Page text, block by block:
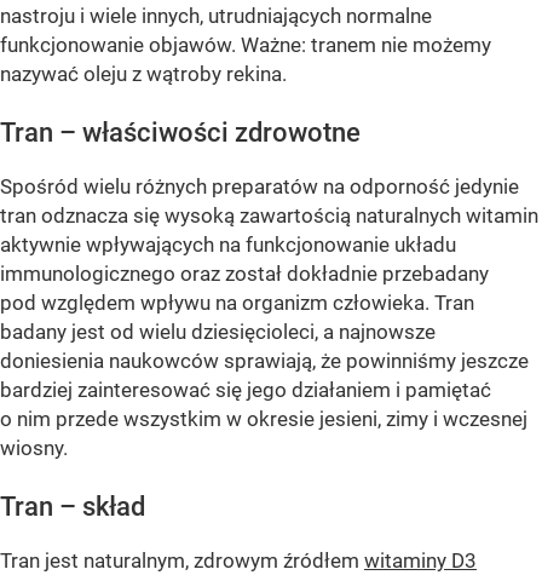
nastroju i wiele innych, utrudniających normalne
funkcjonowanie objawów. Ważne: tranem nie możemy
nazywać oleju z wątroby rekina.
Tran – właściwości zdrowotne
Spośród wielu różnych preparatów na odporność jedynie
tran odznacza się wysoką zawartością naturalnych witamin
aktywnie wpływających na funkcjonowanie układu
immunologicznego oraz został dokładnie przebadany
pod względem wpływu na organizm człowieka. Tran
badany jest od wielu dziesięcioleci, a najnowsze
doniesienia naukowców sprawiają, że powinniśmy jeszcze
bardziej zainteresować się jego działaniem i pamiętać
o nim przede wszystkim w okresie jesieni, zimy i wczesnej
wiosny.
Tran – skład
Tran jest naturalnym, zdrowym źródłem witaminy D3